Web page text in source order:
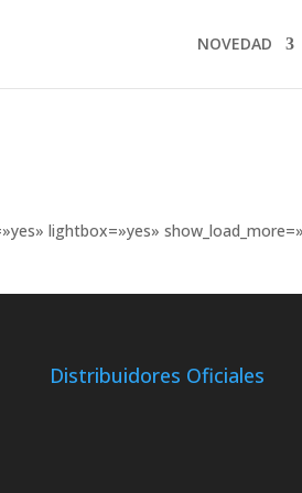
NOVEDAD
lightbox=»yes»
Distribuidores Oficiales